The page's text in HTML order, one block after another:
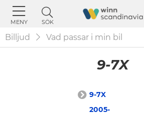
MENY SÖK
Billjud Vad passar i min bil
9-7X
9-7X
2005-